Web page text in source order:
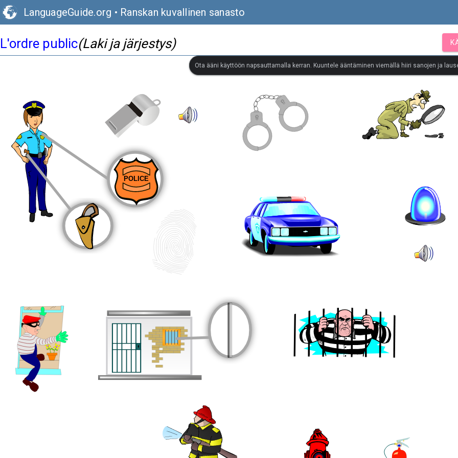
LanguageGuide.org • Ranskan kuvallinen sanasto
L'ordre public(Laki ja järjestys)
Ota ääni käyttöön napsauttamalla kerran. Kuuntele ääntäminen viemällä hiiri sanojen ja